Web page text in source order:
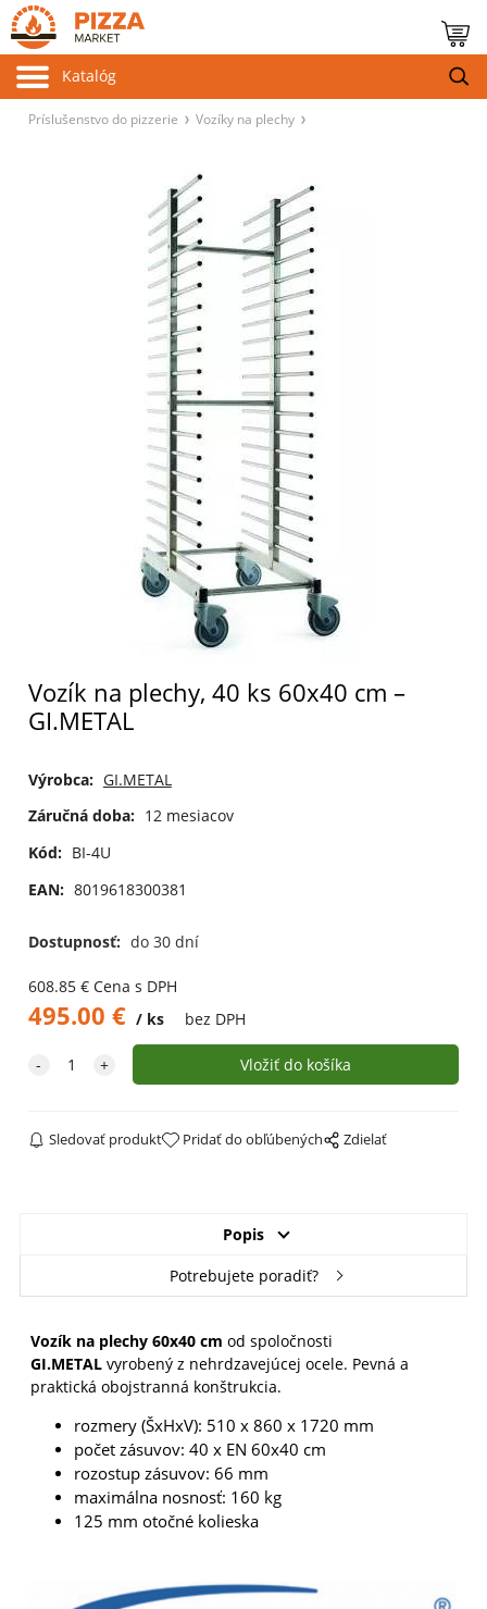
Katalóg
Príslušenstvo do pizzerie Vozíky na plechy
Vozík na plechy, 40 ks 60x40 cm –
GI.METAL
Výrobca: GI.METAL
Záručná doba: 12 mesiacov
Kód: BI-4U
EAN: 8019618300381
Dostupnosť: do 30 dní
608.85€ Cena s DPH
495.00 € ks bez DPH
Sledovať produkt Pridať do obľúbených Zdielať
Popis
Potrebujete poradiť?
Vozík na plechy 60x40 cm od spoločnosti
GI.METAL vyrobený z nehrdzavejúcej ocele. Pevná a
praktická obojstranná konštrukcia.
rozmery (ŠxHxV): 510 x 860 x 1720 mm
počet zásuvov: 40 x EN 60x40 cm
rozostup zásuvov: 66 mm
maximálna nosnosť: 160 kg
125 mm otočné kolieska